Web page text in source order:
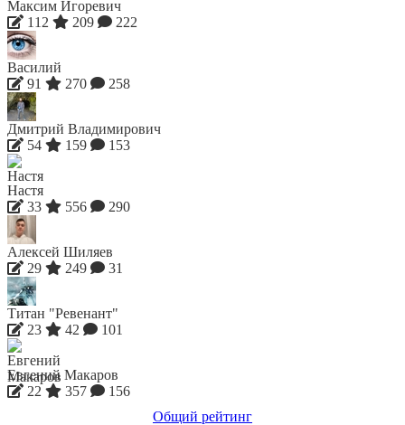
Максим Игоревич
112
209 222
Василий
91
270 258
Дмитрий Владимирович
54
159 153
Настя
33
556 290
Алексей Шиляев
29
249 31
Титан "Ревенант"
23
42 101
Евгений Макаров
22
357
156
Общий рейтинг